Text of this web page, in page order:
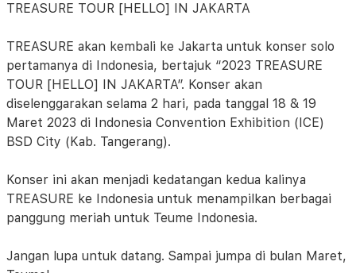
TREASURE TOUR [HELLO] IN JAKARTA
TREASURE akan kembali ke Jakarta untuk konser solo
pertamanya di Indonesia, bertajuk “2023 TREASURE
TOUR [HELLO] IN JAKARTA”. Konser akan
diselenggarakan selama 2 hari, pada tanggal 18 & 19
Maret 2023 di Indonesia Convention Exhibition (ICE)
BSD City (Kab. Tangerang).
Konser ini akan menjadi kedatangan kedua kalinya
TREASURE ke Indonesia untuk menampilkan berbagai
panggung meriah untuk Teume Indonesia.
Jangan lupa untuk datang. Sampai jumpa di bulan Maret,